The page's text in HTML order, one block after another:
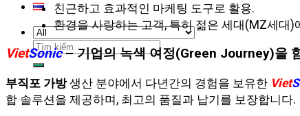
검
색:
친근하고 효과적인 마케팅 도구로 활용.
환경을 사랑하는 고객, 특히 젊은 세대(MZ세대)
VietSonic– 기업의 녹색 여정(Green Journey)을
부직포 가방생산 분야에서 다년간의 경험을 보유한 Viet
합 솔루션을 제공하며, 최고의 품질과 납기를 보장합니다.